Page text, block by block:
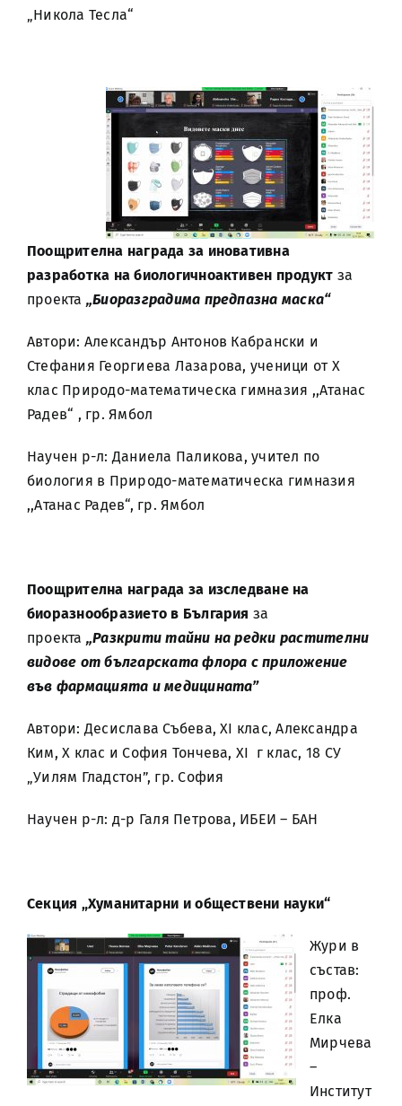
„Никола Тесла“
Поощрителна награда за иновативна
разработка на биологичноактивен продукт за
проекта „Биоразградима предпазна маска“
Автори: Александър Антонов Кабрански и
Стефания Георгиева Лазарова, ученици от X
клас Природо-математическа гимназия ,,Атанас
Радев“ , гр. Ямбол
Научен р-л: Даниела Паликова, учител по
биология в Природо-математическа гимназия
,,Атанас Радев“, гр. Ямбол
Поощрителна награда за изследване на
биоразнообразието в България за
проекта „Разкрити тайни на редки растителни
видове от българската флора с приложение
във фармацията и медицината”
Автори: Десислава Събева, XI клас, Александра
Ким, X клас и София Тончева, XI г клас, 18 СУ
„Уилям Гладстон”, гр. София
Научен р-л: д-р Галя Петрова, ИБЕИ – БАН
Секция „Хуманитарни и обществени науки“
Жури в
състав:
проф.
Елка
Мирчева
–
Институт